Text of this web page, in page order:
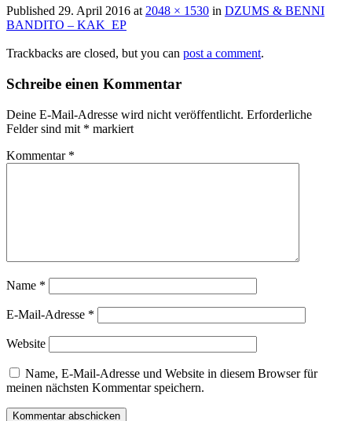
Published 29. April 2016 at 2048 × 1530 in DZUMS & BENNI
BANDITO – KAK_EP
Trackbacks are closed, but you can post a comment.
Schreibe einen Kommentar
Deine E-Mail-Adresse wird nicht veröffentlicht. Erforderliche
Felder sind mit * markiert
Kommentar *
Name *
E-Mail-Adresse *
Website
Name, E-Mail-Adresse und Website in diesem Browser für
meinen nächsten Kommentar speichern.